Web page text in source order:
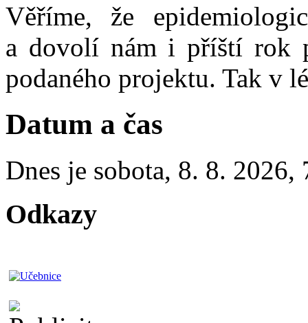
Věříme, že
a dovolí nám i příští rok
podaného projektu. Tak v
Datum a čas
Dnes je sobota, 8. 8. 2026,
Odkazy